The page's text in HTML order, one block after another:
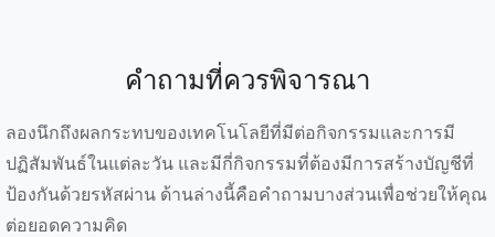
คำถามที่ควรพิจารณา
ลองนึกถึงผลกระทบของเทคโนโลยีที่มีต่อกิจกรรมและการมี
ปฏิสัมพันธ์ในแต่ละวัน และมีกี่กิจกรรมที่ต้องมีการสร้างบัญชีที่
ป้องกันด้วยรหัสผ่าน ด้านล่างนี้คือคำถามบางส่วนเพื่อช่วยให้คุณ
ต่อยอดความคิด